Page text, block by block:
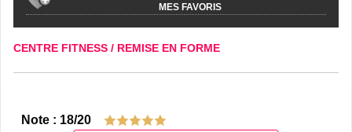
MES FAVORIS
CENTRE FITNESS / REMISE EN FORME
Note : 18/20